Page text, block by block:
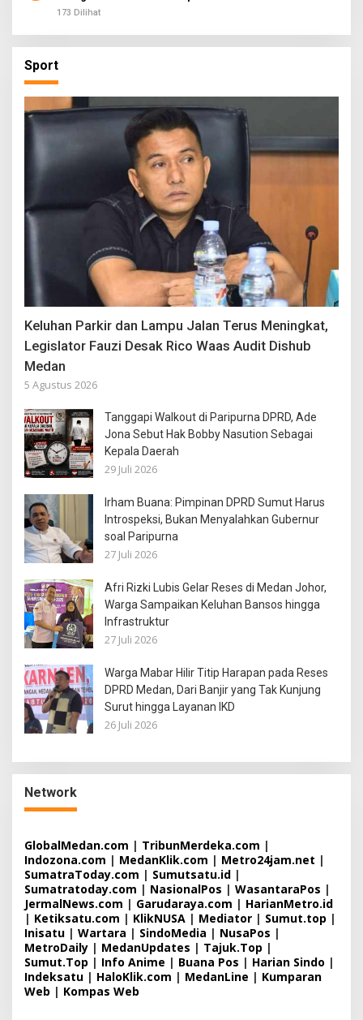
173 Dilihat
Sport
Keluhan Parkir dan Lampu Jalan Terus Meningkat,
Legislator Fauzi Desak Rico Waas Audit Dishub
Medan
5 Agustus 2026
Tanggapi Walkout di Paripurna DPRD, Ade
Jona Sebut Hak Bobby Nasution Sebagai
Kepala Daerah
29 Juli 2026
Irham Buana: Pimpinan DPRD Sumut Harus
Introspeksi, Bukan Menyalahkan Gubernur
soal Paripurna
27 Juli 2026
Afri Rizki Lubis Gelar Reses di Medan Johor,
Warga Sampaikan Keluhan Bansos hingga
Infrastruktur
27 Juli 2026
Warga Mabar Hilir Titip Harapan pada Reses
DPRD Medan, Dari Banjir yang Tak Kunjung
Surut hingga Layanan IKD
26 Juli 2026
Network
GlobalMedan.com | TribunMerdeka.com |
Indozona.com | MedanKlik.com | Metro24jam.net |
SumatraToday.com | Sumutsatu.id |
Sumatratoday.com | NasionalPos | WasantaraPos |
JermalNews.com | Garudaraya.com | HarianMetro.id
| Ketiksatu.com | KlikNUSA | Mediator | Sumut.top |
Inisatu | Wartara | SindoMedia | NusaPos |
MetroDaily | MedanUpdates | Tajuk.Top |
Sumut.Top | Info Anime | Buana Pos | Harian Sindo |
Indeksatu | HaloKlik.com | MedanLine | Kumparan
Web | Kompas Web